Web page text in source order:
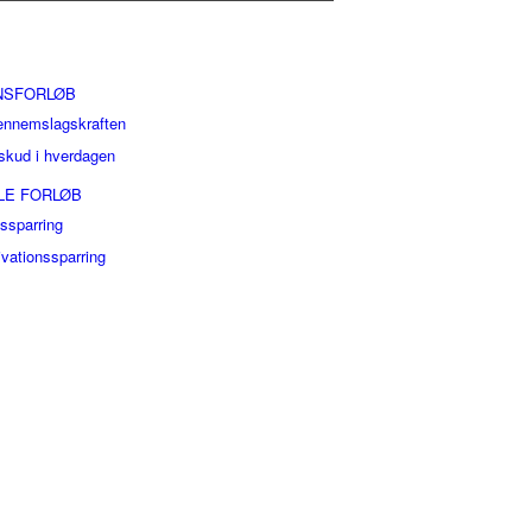
i hverdagen
FORLØB